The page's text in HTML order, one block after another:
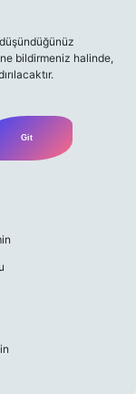
bildirmeniz halinde,